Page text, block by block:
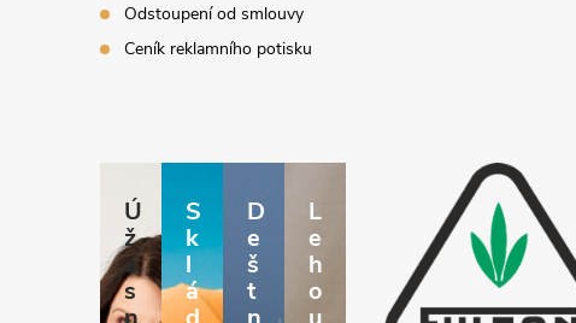
Odstoupení od smlouvy
Ceník reklamního potisku
Ú
ž
a
s
S
k
l
á
D
e
š
t
L
e
h
o